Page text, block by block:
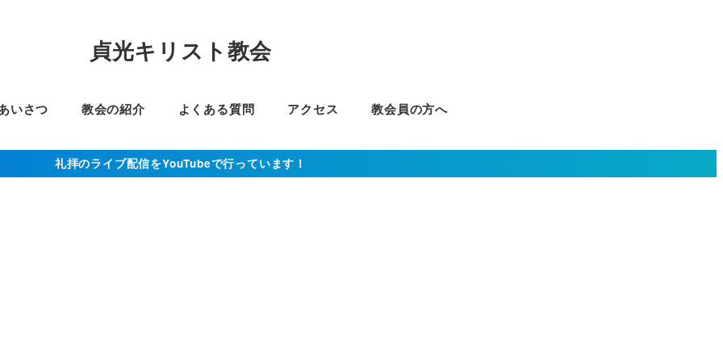
貞光キリスト教会
いさつ 教会の紹介 よくある質問 アクセス 教会員の方へ
礼拝のライブ配信をYouTubeで行っています！